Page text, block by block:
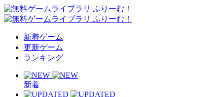
新着ゲーム
更新ゲーム
ランキング
新着